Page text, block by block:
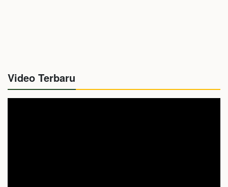
Video Terbaru